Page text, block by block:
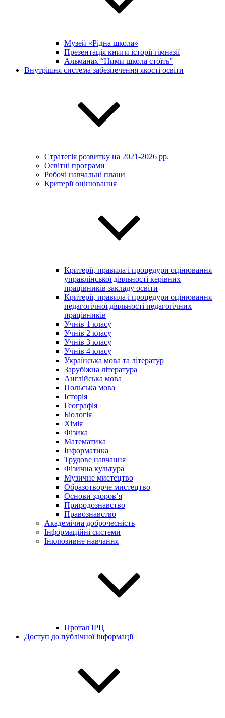
Музей «Рідна школа»
Презентація книги історії гімназії
Альманах “Ними школа стоїть”
Внутрішня система забезпечення якості освіти
Стратегія розвитку на 2021-2026 рр.
Освітні програми
Робочі навчальні плани
Критерії оцінювання
Критерії, правила і процедури оцінювання
управлінської діяльності керівних
працівників закладу освіти
Критерії, правила і процедури оцінювання
педагогічної діяльності педагогічних
працівників
Учнів 1 класу
Учнів 2 класу
Учнів 3 класу
Учнів 4 класу
Українська мова та літератур
Зарубіжна література
Англійська мова
Польська мова
Історія
Географія
Біологія
Хімія
Фізика
Математика
Інформатика
Трудове навчання
Фізична культура
Музичне мистецтво
Образотворче мистецтво
Основи здоров’я
Природознавство
Правознавство
Академічна доброчесність
Інформаційні системи
Інклюзивне навчання
Протал ІРЦ
Доступ до публічної інформації